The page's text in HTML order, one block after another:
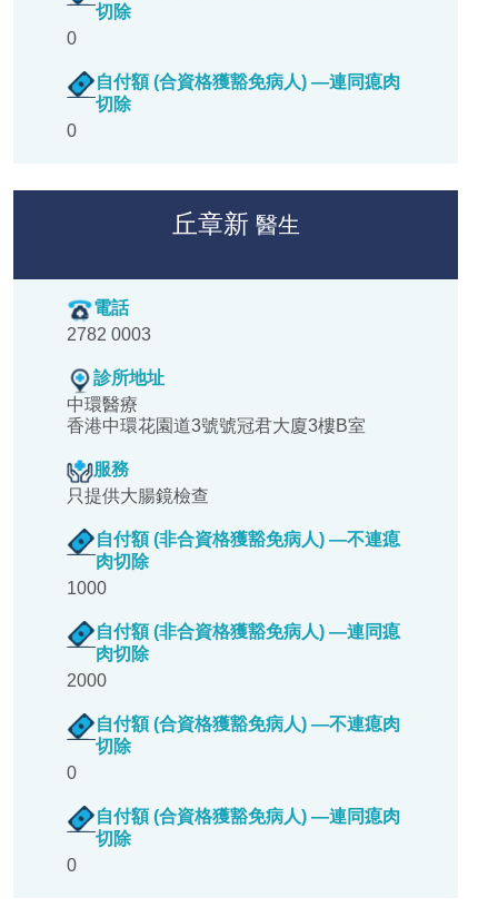
切除
0
自付額 (合資格獲豁免病人) —連同瘜肉
切除
0
丘章新 醫生
電話
2782 0003
診所地址
中環醫療
香港中環花園道3號號冠君大廈3樓B室
服務
只提供大腸鏡檢查
自付額 (非合資格獲豁免病人) —不連瘜
肉切除
1000
自付額 (非合資格獲豁免病人) —連同瘜
肉切除
2000
自付額 (合資格獲豁免病人) —不連瘜肉
切除
0
自付額 (合資格獲豁免病人) —連同瘜肉
切除
0